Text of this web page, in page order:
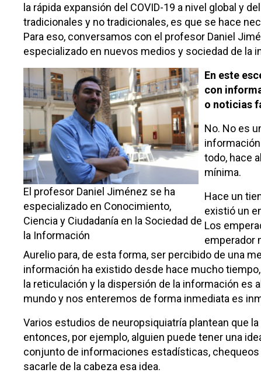
la rápida expansión del COVID-19 a nivel global y
tradicionales y no tradicionales, es que se hace
Para eso, conversamos con el profesor Daniel
especializado en nuevos medios y sociedad de la
El profesor Daniel Jiménez se ha
especializado en Conocimiento,
Ciencia y Ciudadanía en la Sociedad de
la Información
En este
con
o noticias
No. No es
todo, hace
mínima.
Hace un
existió un
Los
emperador
Aurelio para, de esta forma, ser percibido de una
información ha existido desde hace mucho
la reticulación y la dispersión de la información es
mundo y nos enteremos de forma inmediata es
Varios estudios de neuropsiquiatría plantean que
entonces, por ejemplo, alguien puede tener una
conjunto de informaciones estadísticas,
sacarle de la cabeza esa idea.